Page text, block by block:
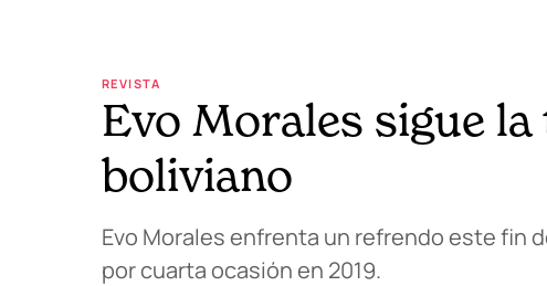
REVISTA
Evo Morales sigue
boliviano
Evo Morales enfrenta un refrendo este fin
por cuarta ocasión en 2019.